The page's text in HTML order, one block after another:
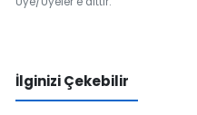
İlginizi Çekebilir